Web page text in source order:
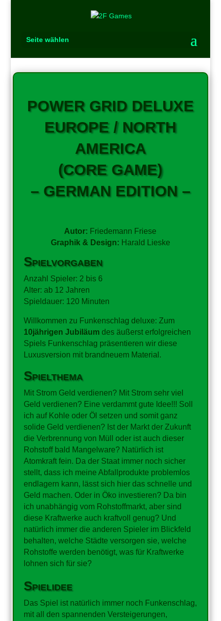
Seite wählen
POWER GRID DELUXE
EUROPE / NORTH
AMERICA
(CORE GAME)
– GERMAN EDITION –
Autor: Friedemann Friese
Graphik & Design: Harald Lieske
Spielvorgaben
Anzahl Spieler: 2 bis 6
Alter: ab 12 Jahren
Spieldauer: 120 Minuten
Willkommen zu Funkenschlag deluxe: Zum
10jährigen Jubiläum des äußerst erfolgreichen
Spiels Funkenschlag präsentieren wir diese
Luxusversion mit brandneuem Material.
Spielthema
Mit Strom Geld verdienen? Mit Strom sehr viel
Geld verdienen? Eine verdammt gute Idee!!! Soll
ich auf Kohle oder Öl setzen und somit ganz
solide Geld verdienen? Ist der Markt der Zukunft
die Verbrennung von Müll oder ist auch dieser
Rohstoff bald Mangelware? Natürlich ist
Atomkraft fein. Da der Staat immer noch sicher
stellt, dass ich meine Abfallprodukte problemlos
endlagern kann, lässt sich hier das schnelle und
Geld machen. Oder in Öko investieren? Da bin
ich unabhängig vom Rohstoffmarkt, aber sind
diese Kraftwerke auch kraftvoll genug? Und
natürlich immer die anderen Spieler im Blickfeld
behalten, welche Städte versorgen sie, welche
Rohstoffe werden benötigt, was für Kraftwerke
lohnen sich für sie?
Spielidee
Das Spiel ist natürlich immer noch Funkenschlag,
mit all den spannenden Versteigerungen,